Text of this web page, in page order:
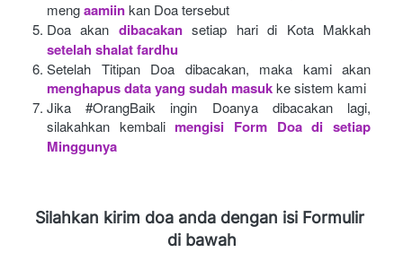
mengaamiinkan Doa tersebut
Doa akan dibacakan setiap hari di Kota Makkah
setelah shalat fardhu
Setelah Titipan Doa dibacakan, maka kami akan
menghapus data yang sudah masukke sistem kami
Jika #OrangBaik ingin Doanya dibacakan lagi,
silakahkan kembali mengisi Form Doa di setiap
Minggunya
Silahkan kirim doa anda dengan isi Formulir
di bawah